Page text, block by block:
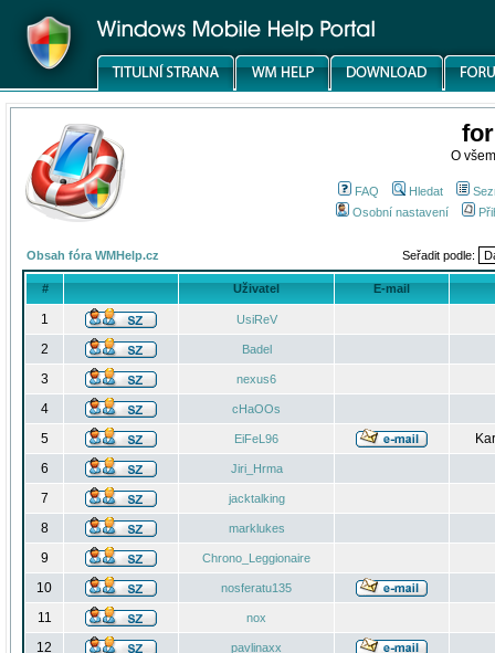
O
FAQ Hledat
Osobní nastavení
Obsah fóra WMHelp.cz Seřadit podle:
# Uživatel E-mail
1 UsiReV
2 Badel
3 nexus6
4 cHaOOs
5 EiFeL96
6
Jiri_Hrma
7 jacktalking
8 marklukes
9 Chrono_Leggionaire
10 nosferatu135
11 nox
12 pavlinaxx